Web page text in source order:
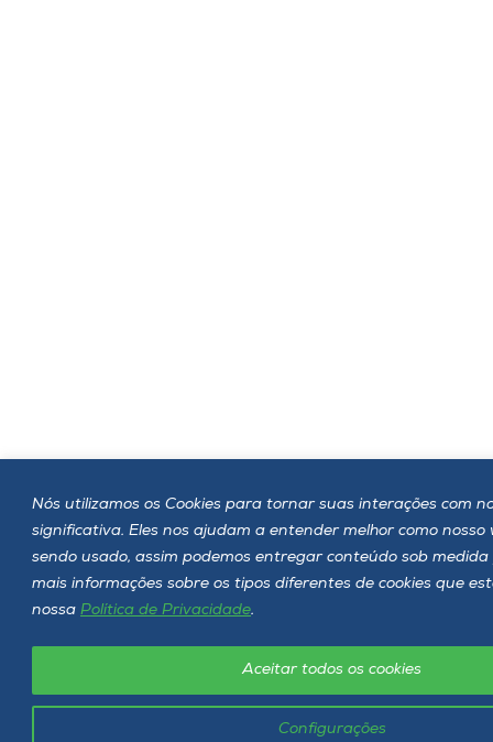
Nós utilizamos os Cookies para tornar suas interações com
significativa. Eles nos ajudam a entender melhor como nosso
sendo usado, assim podemos entregar conteúdo sob
mais informações sobre os tipos diferentes de cookies que
nossa Política de Privacidade.
Configurações
Aceitar todos os cookies